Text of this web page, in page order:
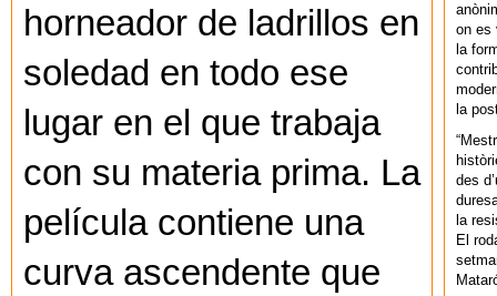
horneador de ladrillos en
soledad en todo ese
lugar en el que trabaja
con su materia prima. La
película contiene una
curva ascendente que
on es
la
la
des
la
El